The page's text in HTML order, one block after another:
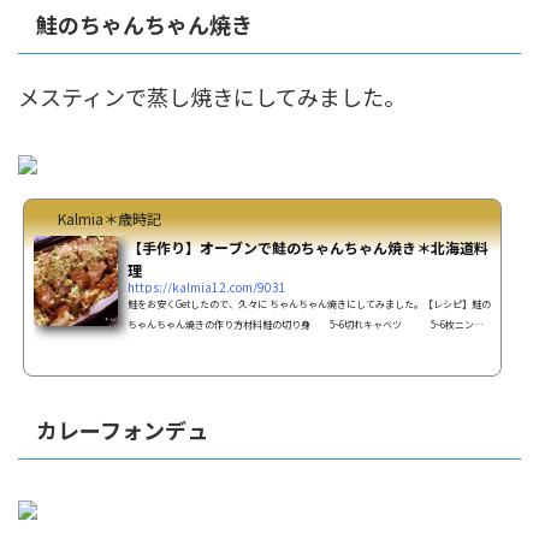
鮭のちゃんちゃん焼き
メスティンで蒸し焼きにしてみました。
Kalmia＊歳時記
【手作り】オーブンで鮭のちゃんちゃん焼き＊北海道料
理
https://kalmia12.com/9031
鮭をお安くGetしたので、久々に ちゃんちゃん焼きにしてみました。【レシピ】鮭の
ちゃんちゃん焼きの作り方材料鮭の切り身 5~6切れキャベツ 5~6枚ニンジ
おく。 鮭はキッチンペ...
カレーフォンデュ